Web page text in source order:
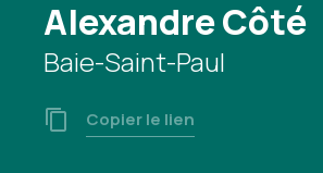
Alexandre Côté
Baie-Saint-Paul
Copier le lien